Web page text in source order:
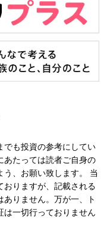
でも投資の参考にしてい
あたっては読者ご自身の
う、お願い致します。 当
おりますが、記載される
りません。万が一、ト
は一切行っておりません